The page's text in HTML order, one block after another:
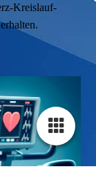
Kreislauf-